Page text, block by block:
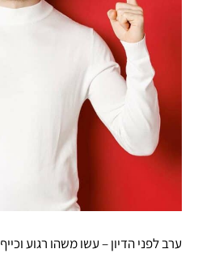
ערב לפני הדיון – עשו משהו רגוע וכייף